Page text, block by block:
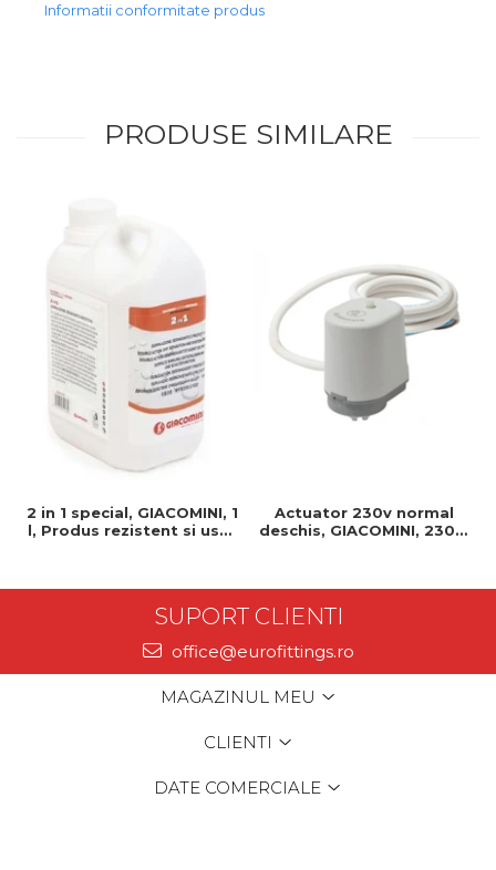
Informatii conformitate produs
PRODUSE SIMILARE
2 in 1 special, GIACOMINI, 1
l, Produs rezistent si usor
Actuator 230v normal
deschis, GIACOMINI, 230v,
SUPORT CLIENTI
office@eurofittings.ro
MAGAZINUL MEU
CLIENTI
DATE COMERCIALE